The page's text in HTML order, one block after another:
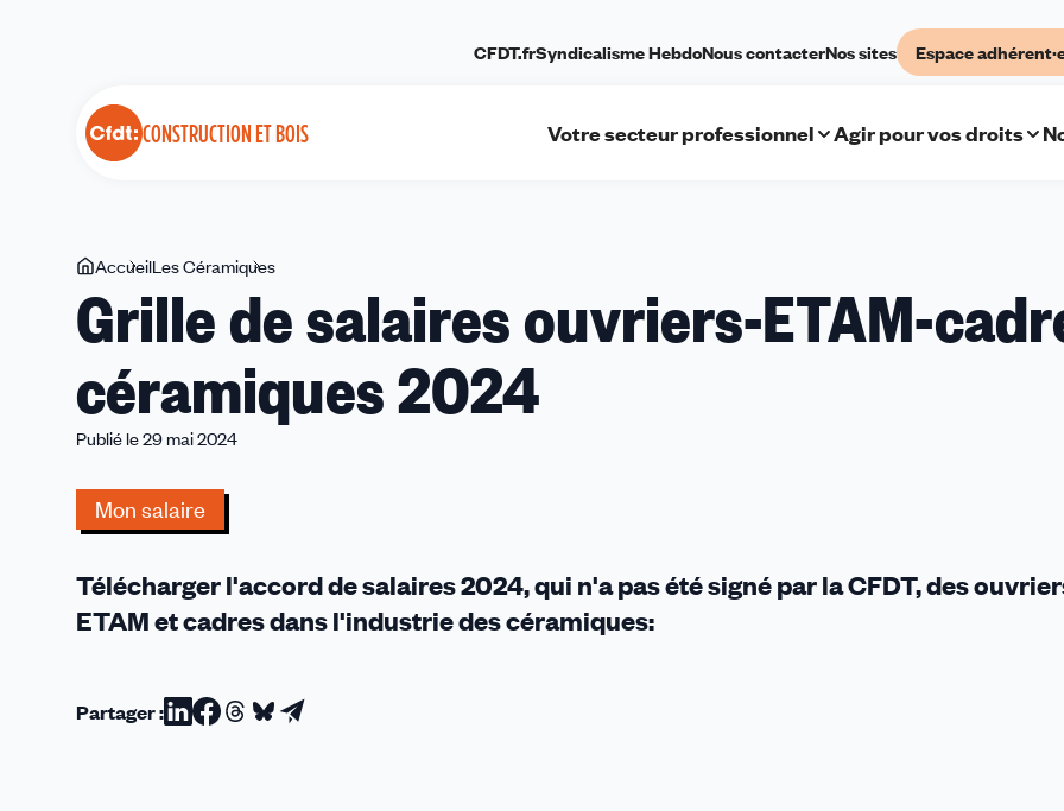
CONSTRUCTION ET BOIS
CFDT.frSyndicalisme HebdoNous contacterNos sites Espace
Votre secteur professionnel Agir pour vos droits
Vous
êtes
ici
AccueilLes Céramiques
de
salaires
ETAM-
cadres
Grille de salaires ouvriers-ETAM-
céramiques 2024
Publié le 29 mai 2024
Mon salaire
Télécharger l'accord de salaires 2024, qui n'a pas été signé par la CFDT, des
ETAM et cadres dans l'industrie des céramiques:
Partager :Partager
Partager
Partager
Partager
Partager